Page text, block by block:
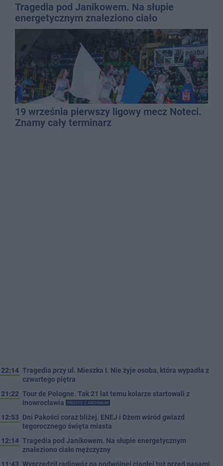
Tragedia pod Janikowem. Na słupie
energetycznym znaleziono ciało
mężczyzny
19 września pierwszy ligowy mecz Noteci.
Znamy cały terminarz
22:14 Tragedia przy ul. Mieszka I. Nie żyje osoba, która wypadła z
czwartego piętra
21:22 Tour de Pologne. Tak 21 lat temu kolarze startowali z
Inowrocławia
PROSTO Z ARCHIWUM
12:53 Dni Pakości coraz bliżej. ENEJ i Dżem wśród gwiazd
tegorocznego święta miasta
12:14 Tragedia pod Janikowem. Na słupie energetycznym
znaleziono ciało mężczyzny
11:43 Wyprzedził radiowóz na podwójnej ciągłej tuż przed pasami